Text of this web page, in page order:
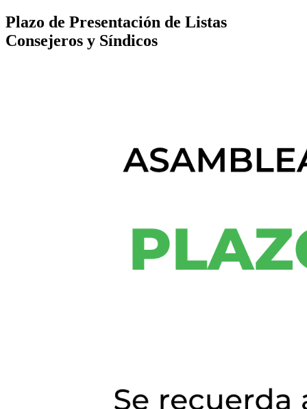
Plazo de Presentación de Listas
Consejeros y Síndicos